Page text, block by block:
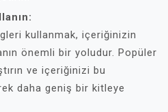
kullanmak, içeriğinizin
önemli bir yoludur. Popüler
ve içeriğinizi bu
daha geniş bir kitleye